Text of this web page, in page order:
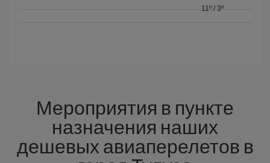
11º /3º
Мероприятия в пункте
назначения наших
дешевых авиаперелетов в